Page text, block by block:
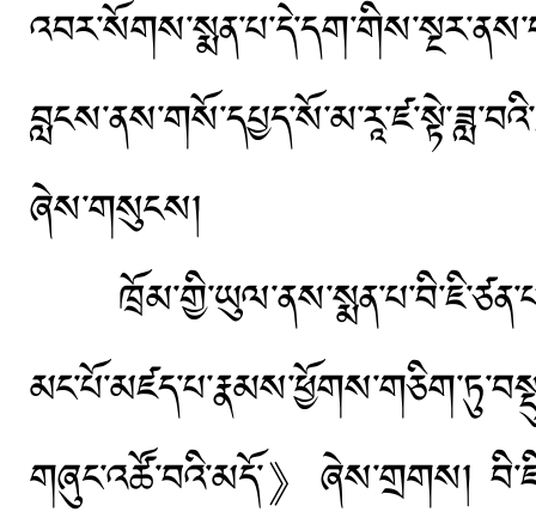
ཞེས་གསུངས།
གཞུང་འཚོ་བའི་མདོ་》ཞེས་གྲགས།